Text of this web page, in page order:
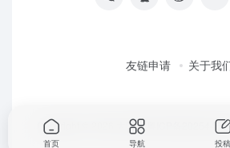
友链申请 关于我
Copyright © 2026 大国Ai 粤ICP备
首页 导航 投稿